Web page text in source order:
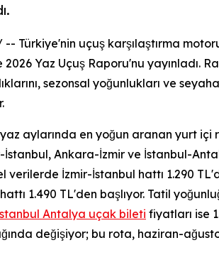
-- Türkiye'nin uçuş karşılaştırma
Yaz Uçuş Raporu'nu yayınladı.
sezonsal yoğunlukları ve
aylarında en yoğun aranan yurt içi
İstanbul, Ankara-İzmir ve İstanbul-
verilerde İzmir-İstanbul hattı 1.290
1.490 TL'den başlıyor. Tatil
Antalya uçak bileti fiyatları ise
değişiyor; bu rota, haziran-